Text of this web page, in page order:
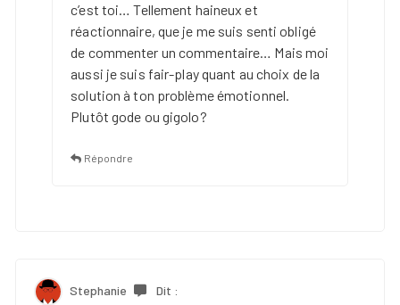
c’est toi… Tellement haineux et
réactionnaire, que je me suis senti obligé
de commenter un commentaire… Mais moi
aussi je suis fair-play quant au choix de la
solution à ton problème émotionnel.
Plutôt gode ou gigolo?
Répondre
Stephanie Dit :